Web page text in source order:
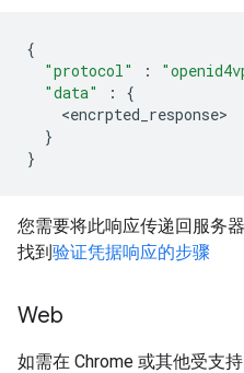
{
"protocol"
:
"data"
:
{
<encrpted_response
}
}
您需要将此响应传递回服务
找到验证凭据响应的步骤
Web
如需在 Chrome 或其他受支